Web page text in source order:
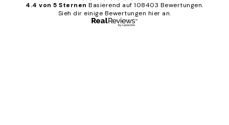
4.4 von 5 Sternen Basierend auf 108403 Bewertungen.
Sieh dir einige Bewertungen hier an.